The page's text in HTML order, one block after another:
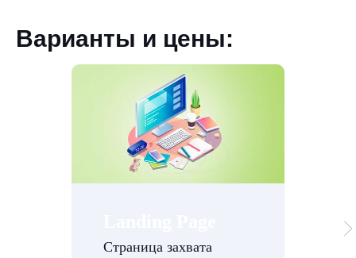
Варианты и цены:
Страница захвата